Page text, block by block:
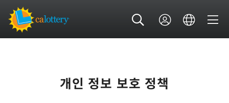
개인 정보 보호 정책